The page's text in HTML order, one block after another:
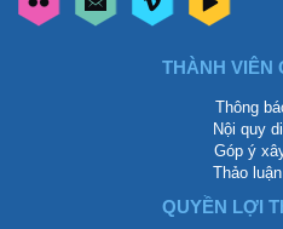
THÀNH VIÊN
Thông
Nội quy
Góp ý
Thảo
QUYỀN LỢI